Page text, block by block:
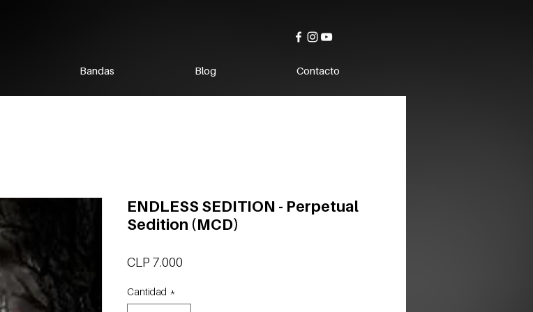
Bandas Blog Contacto
ENDLESS SEDITION - Perpetual
Sedition (MCD)
CLP 7.000
Cantidad *